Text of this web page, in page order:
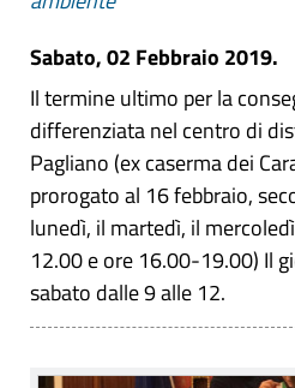
Sabato, 02 Febbraio 2019.
Il termine ultimo per la
differenziata nel centro di
Pagliano (ex caserma dei
prorogato al 16 febbraio,
lunedì, il martedì, il
12.00 e ore 16.00-19.00) Il
sabato dalle 9 alle 12.